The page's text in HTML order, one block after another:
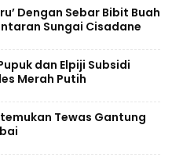
Dengan Sebar Bibit Buah
Sungai Cisadane
dan Elpiji Subsidi
Merah Putih
Tewas Gantung